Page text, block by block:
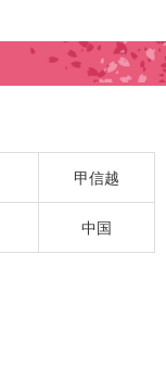
甲信越
中国